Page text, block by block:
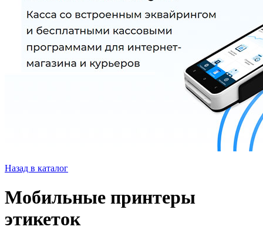
Назад в каталог
Мобильные принтеры
этикеток